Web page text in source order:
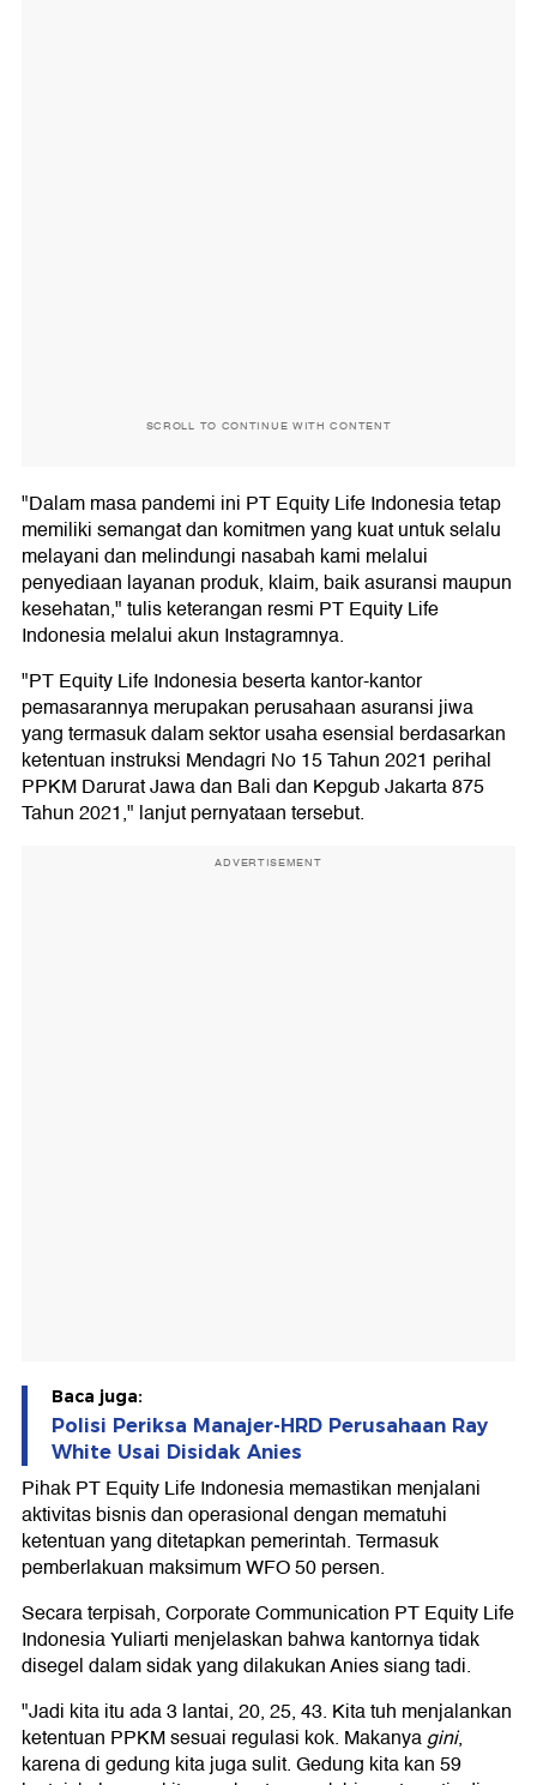
SCROLL TO CONTINUE WITH CONTENT
"Dalam masa pandemi ini PT Equity Life Indonesia tetap
memiliki semangat dan komitmen yang kuat untuk selalu
melayani dan melindungi nasabah kami melalui
penyediaan layanan produk, klaim, baik asuransi maupun
kesehatan," tulis keterangan resmi PT Equity Life
Indonesia melalui akun Instagramnya.
"PT Equity Life Indonesia beserta kantor-kantor
pemasarannya merupakan perusahaan asuransi jiwa
yang termasuk dalam sektor usaha esensial berdasarkan
ketentuan instruksi Mendagri No 15 Tahun 2021 perihal
PPKM Darurat Jawa dan Bali dan Kepgub Jakarta 875
Tahun 2021," lanjut pernyataan tersebut.
ADVERTISEMENT
Baca juga:
Polisi Periksa Manajer-HRD Perusahaan Ray
White Usai Disidak Anies
Pihak PT Equity Life Indonesia memastikan menjalani
aktivitas bisnis dan operasional dengan mematuhi
ketentuan yang ditetapkan pemerintah. Termasuk
pemberlakuan maksimum WFO 50 persen.
Secara terpisah, Corporate Communication PT Equity Life
Indonesia Yuliarti menjelaskan bahwa kantornya tidak
disegel dalam sidak yang dilakukan Anies siang tadi.
"Jadi kita itu ada 3 lantai, 20, 25, 43. Kita tuh menjalankan
ketentuan PPKM sesuai regulasi kok. Makanyagini,
karena di gedung kita juga sulit. Gedung kita kan 59